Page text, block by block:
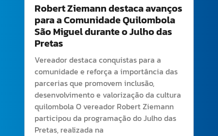
Robert Ziemann destaca avanços
para a Comunidade Quilombola
São Miguel durante o Julho das
Pretas
Vereador destaca conquistas para a
comunidade e reforça a importância das
parcerias que promovem inclusão,
desenvolvimento e valorização da cultura
quilombola O vereador Robert Ziemann
participou da programação do Julho das
Pretas, realizada na